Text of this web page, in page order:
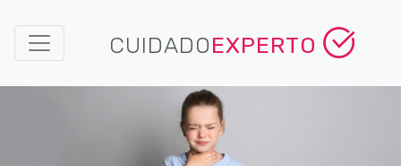
CUIDADOEXPERTO